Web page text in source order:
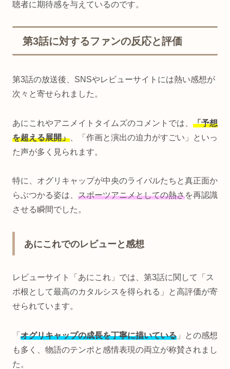
聴者に期待感を与えているのです。
第3話に対するファンの反応と評価
第3話の放送後、SNSやレビューサイトには熱い感想が
次々と寄せられました。
あにこれやアニメイトタイムズのコメントでは、 「予想
を超える展開」 、「作画と演出の迫力がすごい」といっ
た声が多く見られます。
特に、オグリキャップが中央のライバルたちと真正面か
らぶつかる姿は、 スポーツアニメとしての熱さを再認識
させる瞬間でした。
あにこれでのレビューと感想
レビューサイト「あにこれ」では、第3話に関して「ス
ポ根として最高のカタルシスを得られる」と高評価が寄
せられています。
「 オグリキャップの成長を丁寧に描いている 」との感想
も多く、物語のテンポと感情表現の両立が称賛されまし
た。